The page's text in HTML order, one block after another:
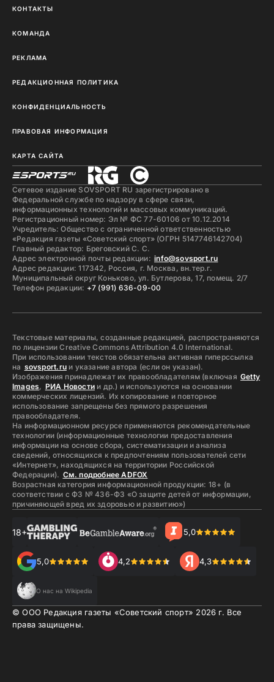
КОНТАКТЫ
КОМАНДА
РЕКЛАМА
РЕДАКЦИОННАЯ ПОЛИТИКА
КОНФИДЕНЦИАЛЬНОСТЬ
ПРАВОВАЯ ИНФОРМАЦИЯ
КАРТА САЙТА
Сетевое издание SOVSPORT RU зарегистрировано в
Федеральной службе по надзору в сфере связи,
информационных технологий и массовых коммуникаций.
Регистрационный номер: Эл № ФС 77-60106 от 10.12.2014
Учредитель: Общество с ограниченной ответственностью
«Редакция газеты «Советский спорт» (ОГРН 5147746142704)
Главный редактор: Бреговский С. С.
Адрес электронной почты редакции: info@sovsport.ru
Адрес редакции: 117342, Россия, г. Москва, вн.тер.г.
Муниципальный округ Коньково, ул. Бутлерова, 17, помещ. 2/7
Телефон редакции: +7 (991) 636-09-00
Текстовые материалы, созданные редакцией, распространяются
по лицензии Creative Commons Attribution 4.0 International.
При использовании текстов обязательна активная гиперссылка
на sovsport.ruи указание автора (если он указан).
Изображения принадлежат их правообладателям (включая Getty
Images, РИА Новости и др.) и используются на основании
коммерческих лицензий. Их копирование и повторное
использование запрещены без прямого разрешения
правообладателя.
На информационном ресурсе применяются рекомендательные
технологии (информационные технологии предоставления
информации на основе сбора, систематизации и анализа
сведений, относящихся к предпочтениям пользователей сети
«Интернет», находящихся на территории Российской
Федерации). См. подробнее ADFOX
Возрастная категория информационной продукции: 18+ (в
соответствии с ФЗ № 436-ФЗ «О защите детей от информации,
причиняющей вред их здоровью и развитию»)
18+ 5,0
5,0 4,2 4,3
О нас на Wikipedia
© ООО Редакция газеты «Советский спорт» 2026 г. Все
права защищены.